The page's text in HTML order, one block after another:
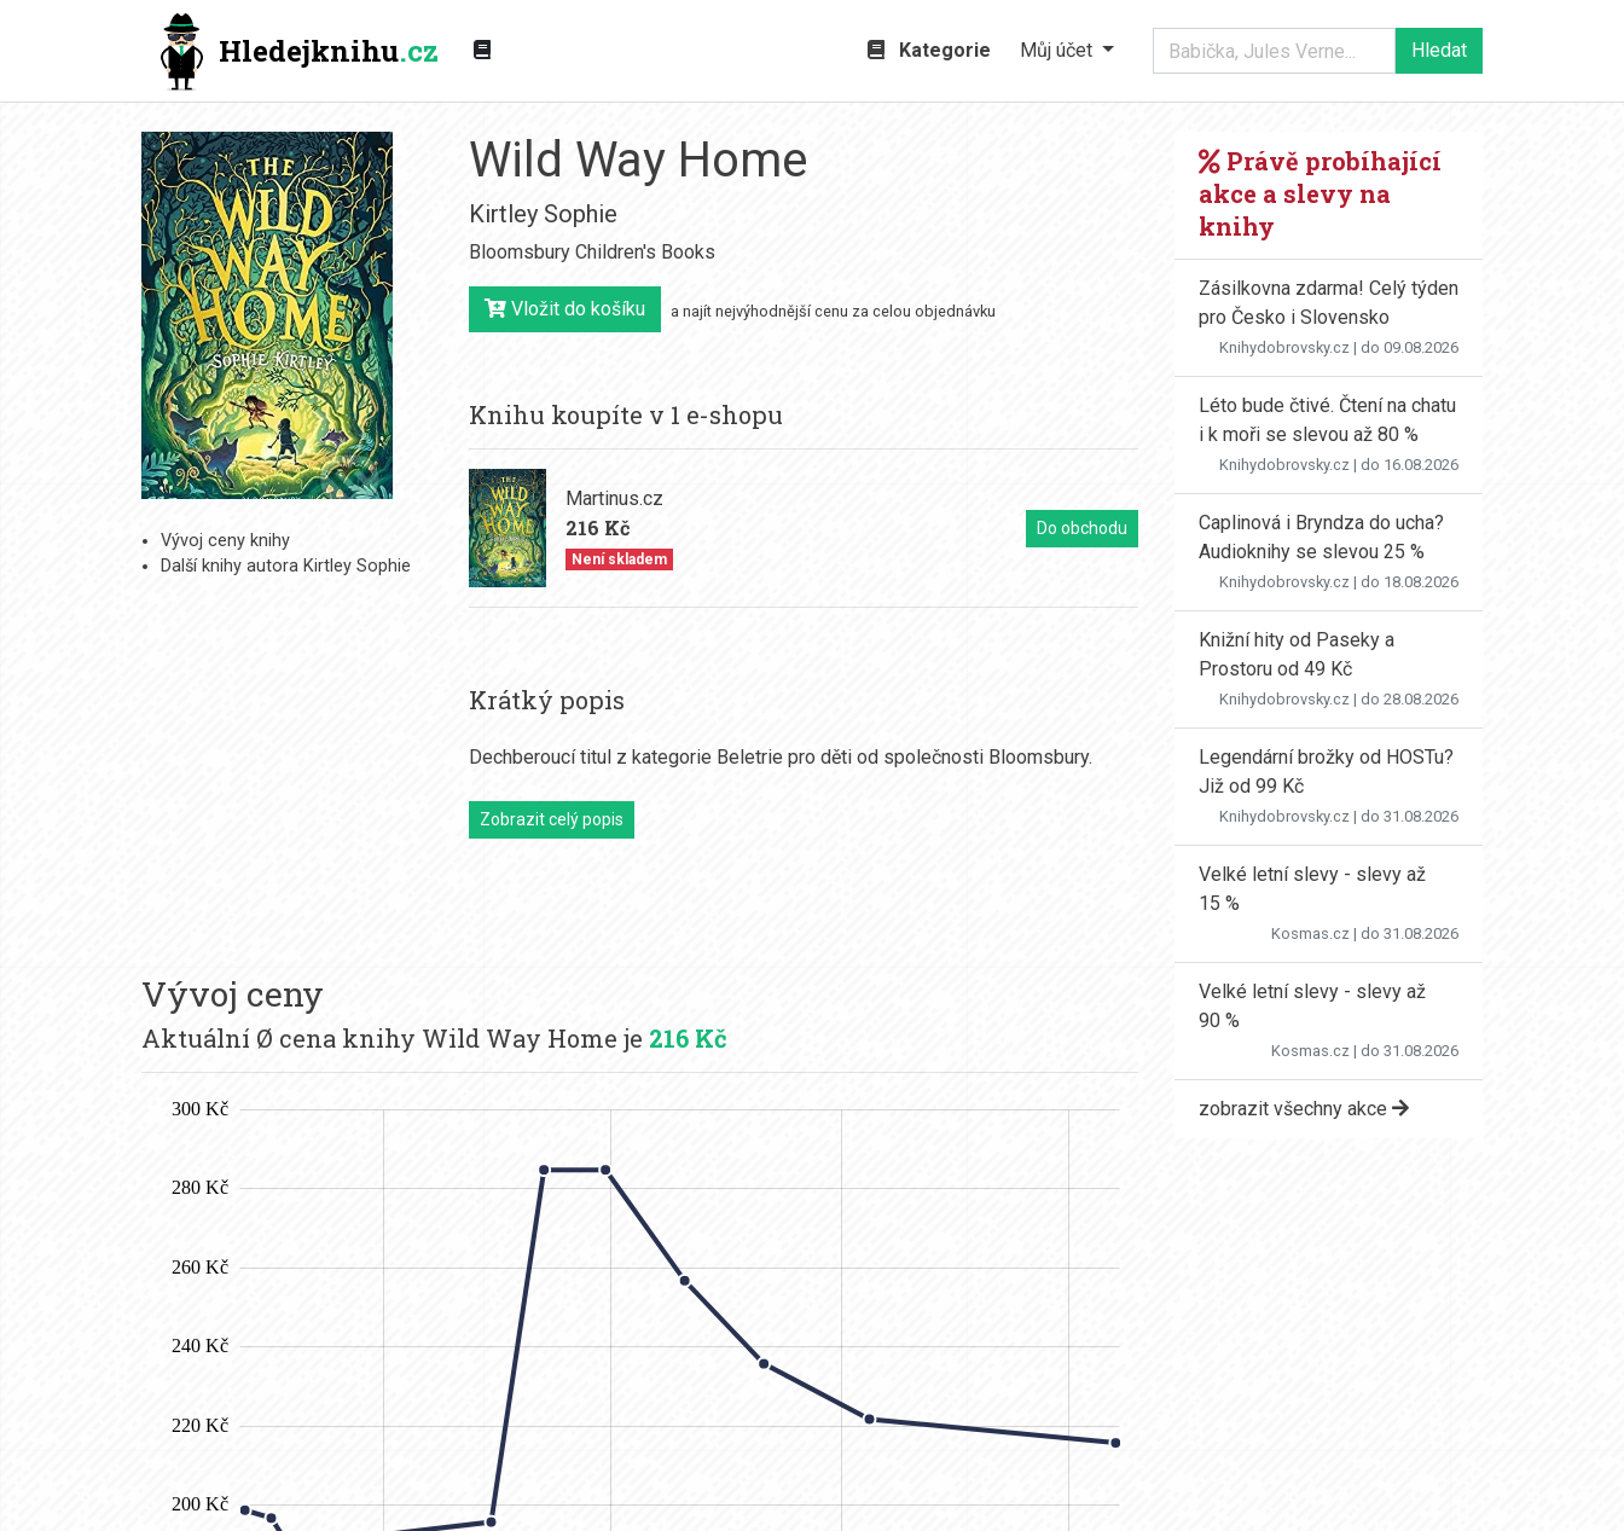
Hledejknihu.cz Kategorie Můj účet
Vývoj ceny knihy
Další knihy autora Kirtley Sophie
Wild Way Home
Kirtley Sophie
Bloomsbury Children's Books
Vložit do košíku a najít nejvýhodnější cenu za celou objednávku
Knihu koupíte v 1 e-shopu
Martinus.cz
216 Kč
Není skladem
Do obchodu
Krátký popis
Dechberoucí titul z kategorie Beletrie pro děti od společnosti Bloomsbury.
Zobrazit celý popis
Vývoj ceny
Aktuální Ø cena knihy Wild Way Home je 216 Kč
Právě probíhající
akce a slevy na
knihy
Zásilkovna zdarma! Celý týden
pro Česko i Slovensko
Knihydobrovsky.cz | do 09.08.2026
Léto bude čtivé. Čtení na chatu
i k moři se slevou až 80 %
Knihydobrovsky.cz | do 16.08.2026
Caplinová i Bryndza do ucha?
Audioknihy se slevou 25 %
Knihydobrovsky.cz | do 18.08.2026
Knižní hity od Paseky a
Prostoru od 49 Kč
Knihydobrovsky.cz | do 28.08.2026
Legendární brožky od HOSTu?
Již od 99 Kč
Knihydobrovsky.cz | do 31.08.2026
Velké letní slevy - slevy až
15 %
Kosmas.cz | do 31.08.2026
Velké letní slevy - slevy až
90 %
Kosmas.cz | do 31.08.2026
zobrazit všechny akce